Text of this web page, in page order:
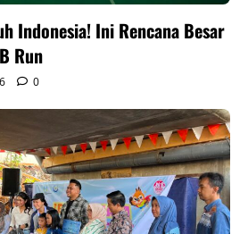
Indonesia! Ini Rencana Besar
Run
0